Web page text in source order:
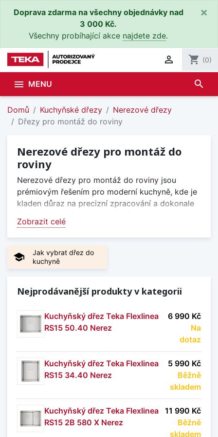
Doprava zdarma na všechny objednávky nad
3 000 Kč.
Všechny probíhající akce najdete zde.
×
 shopping_cart (0)
 MENU search
Domů Kuchyňské dřezy
Nerezové dřezy
Dřezy pro montáž do roviny
Nerezové dřezy pro montáž do
roviny
Zobrazit celé
Nerezové dřezy pro montáž do roviny jsou
prémiovým řešením pro moderní kuchyně, kde je
kladen důraz na precizní zpracování a dokonale
pracovní desky bez vystupujících hran.
dřezem a pracovní plochou a usnadňuje
každodenní údržbu.
Dokonale čistý vzhled kuchyně
nad pracovní desku ani není zapuštěn pod ni.
Výsledkem je elegantní, jednotný vzhled
Pohodlná údržba pracovní plochy
Díky rovnému napojení lze nečistoty a tekutiny
snadno setřít přímo do dřezu. Pracovní deska se
tak udržuje rychle a bez zbytečných záhybů.
Odolný a hygienický materiál
Nerezová ocel je odolná vůči teplotám, vlhkosti i
school
Jak vybrat dřez do
kuchyně
Nejprodávanější produkty v kategorii
Kuchyňský dřez Teka Flexlinea
RS15 50.40 Nerez
6 990 Kč
Na
dotaz
Kuchyňský dřez Teka Flexlinea
RS15 34.40 Nerez
5 990 Kč
Běžně
skladem
Kuchyňský dřez Teka Flexlinea
RS15 2B 580 X Nerez
11 990 Kč
Běžně
skladem